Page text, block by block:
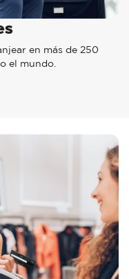
en más de 250
el mundo.